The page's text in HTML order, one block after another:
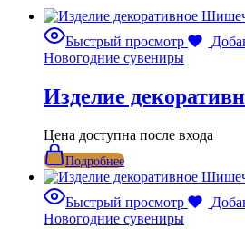
Быстрый просмотр
Новогодние сувениры
Изделие
Цена доступна после входа
Подробнее
Быстрый просмотр
Новогодние сувениры